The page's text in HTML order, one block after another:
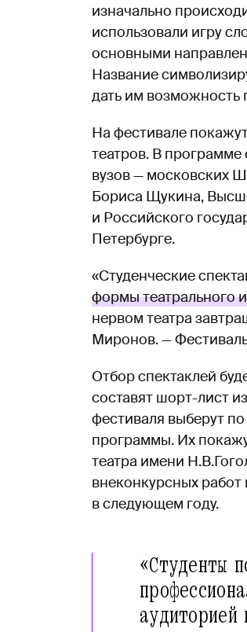
изначально
использовали игру
основными
Название
дать им возможность
На фестивале
театров. В программе
вузов — московских
Бориса Щукина,
и Российского
Петербурге.
«Студенческие
формы театрального
нервом театра
Миронов. —
Отбор спектаклей
составят шорт-лист
фестиваля выберут
программы. Их
театра имени
внеконкурсных
в следующем году.
«Студенты